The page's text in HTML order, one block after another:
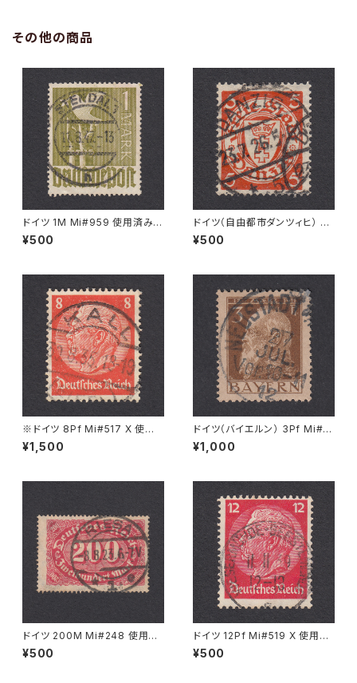
その他の商品
ドイツ 1M Mi#959 使用済み切
手｜STENDAL 11.8.1947
¥500
ドイツ（自由都市ダンツィヒ） 5P
f Mi#193 使用済み切手｜DA
NZIG 23.7.1926
¥500
※ドイツ 8Pf Mi#517 X 使用
済み切手｜KALL 30.8.1935
¥1,500
ドイツ（バイエルン） 3Pf Mi#7
6 使用済み切手｜NEUSTADT
27.JUL.1912
¥1,000
ドイツ 200M Mi#248 使用済
み切手｜RIESA 8.8.1923
¥500
ドイツ 12Pf Mi#519 X 使用済
み切手｜WESERMÜNDE-GE
ESTEMÜNDE 11.11.1939
¥500